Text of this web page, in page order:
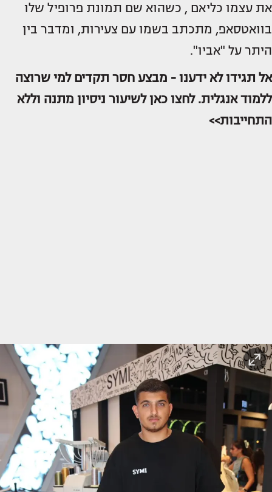
את עצמו כליאם , כשהוא שם תמונת פרופיל שלו
בוואטסאפ, מתכתב בשמו עם צעירות, ומדבר בין
היתר על "אביו".
אל תגידו לא ידענו - מבצע חסר תקדים למי שרוצה
ללמוד אנגלית. לחצו כאן לשיעור ניסיון מתנה וללא
התחייבות>>